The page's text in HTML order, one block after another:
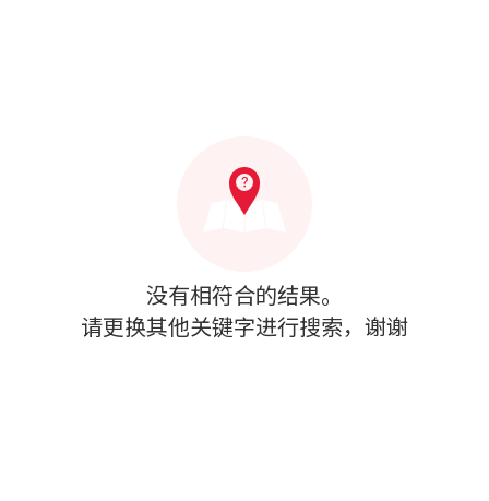
没有相符合的结果。
请更换其他关键字进行搜索，谢谢